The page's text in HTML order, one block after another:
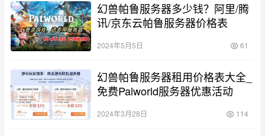
幻兽帕鲁服务器多少钱？阿里/腾
讯/京东云帕鲁服务器价格表
2024年5月5日 61
幻兽帕鲁服务器租用价格表大全_
免费Palworld服务器优惠活动
2024年3月28日 114